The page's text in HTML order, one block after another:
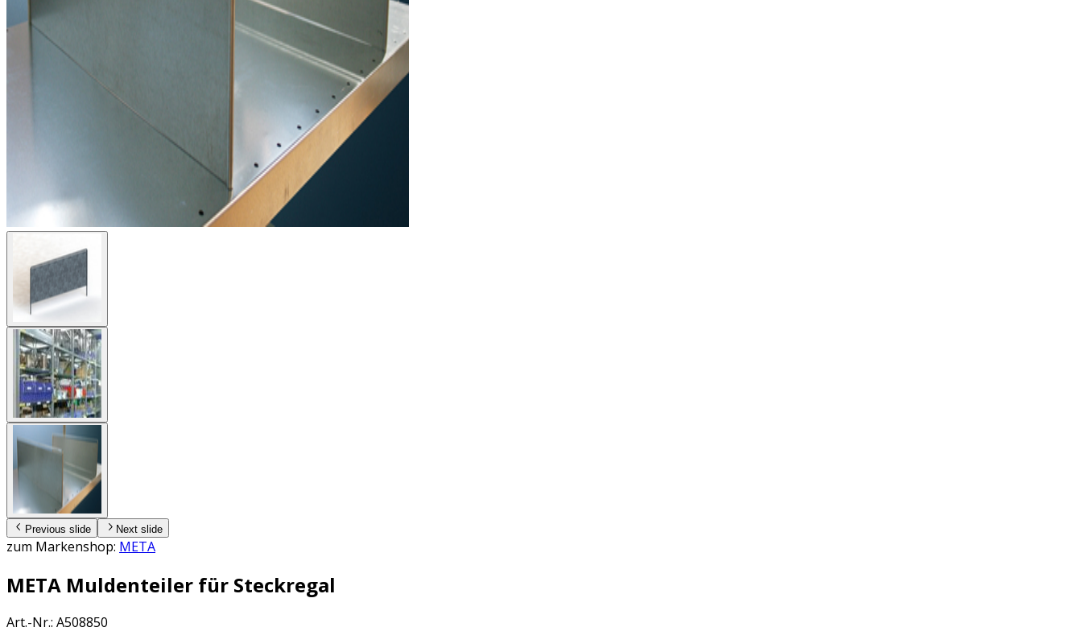
Previous slide Next slide
zum Markenshop: META
META Muldenteiler für Steckregal
Art.-Nr.: A508850